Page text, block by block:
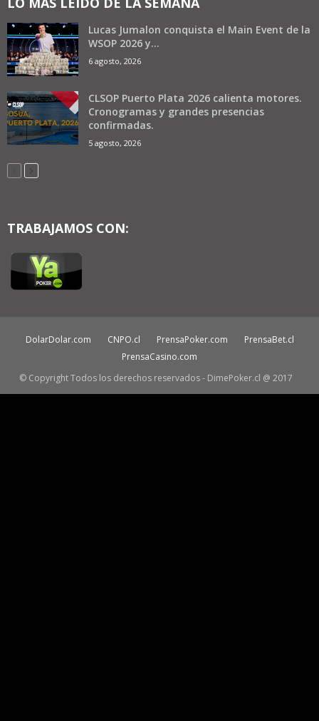
Lucas Jumalon conquista el Main Event de la
WSOP 2026 y...
6 agosto, 2026
CLSOP Puerto Plata 2026 calienta motores.
Cronogramas y grandes presencias
confirmadas.
5 agosto, 2026
TRABAJAMOS CON:
DolarDolar.com CNPO.cl PrensaPoker.com
PrensaBet.cl
PrensaCasino.com
© Copyright Todos los derechos reservados - DimePoker.cl @ 2017